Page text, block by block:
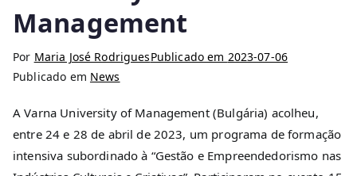
Management
Por Maria José RodriguesPublicado em 2023-07-06
Publicado em News
A Varna University of Management (Bulgária) acolheu,
entre 24 e 28 de abril de 2023, um programa de formação
intensiva subordinado à “Gestão e Empreendedorismo nas